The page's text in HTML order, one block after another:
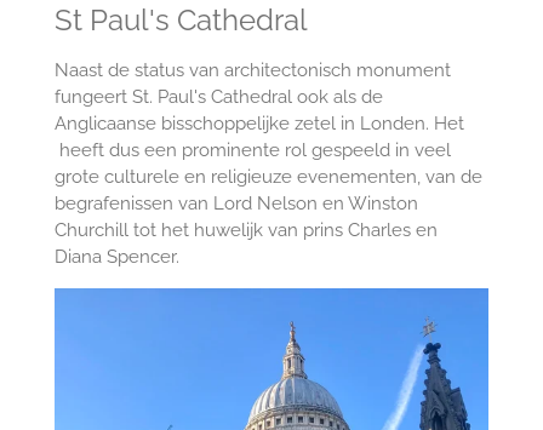
St Paul's Cathedral
Naast de status van architectonisch monument
fungeert St. Paul's Cathedral ook als de
Anglicaanse bisschoppelijke zetel in Londen. Het
heeft dus een prominente rol gespeeld in veel
grote culturele en religieuze evenementen, van de
begrafenissen van Lord Nelson en Winston
Churchill tot het huwelijk van prins Charles en
Diana Spencer.